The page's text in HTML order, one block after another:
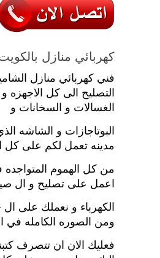
كهربائي منازل
فني كهربائي منازل
التصليح الى كل الاجهزه
الغسالات و السخانات و
البوتاجازات و الشاشه
مدينه تعمل لكم على كل
من كل الهموم المتواجده
اعمل على تصليح و ال
الكهرباء و نعملك على
ومن الصوره الكامله في
فعليك الان ان تتصرف